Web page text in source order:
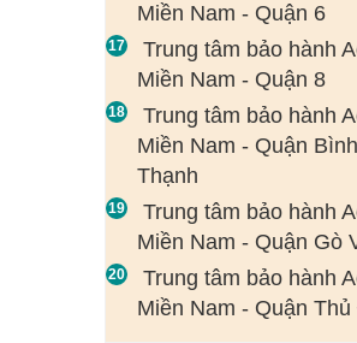
Miền Nam - Quận 6
Trung tâm bảo hành
Miền Nam - Quận 8
Trung tâm bảo hành
Miền Nam - Quận Bình
Thạnh
Trung tâm bảo hành
Miền Nam - Quận Gò
Trung tâm bảo hành
Miền Nam - Quận